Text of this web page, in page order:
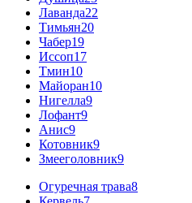
Лаванда22
Тимьян20
Чабер19
Иссоп17
Тмин10
Майоран10
Нигелла9
Лофант9
Анис9
Котовник9
Змееголовник9
Огуречная трава8